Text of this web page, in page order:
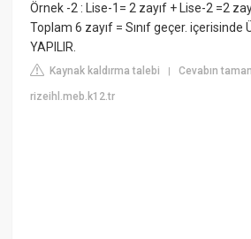
Örnek -2 : Lise-1= 2 zayıf + Lise-2 =2
Toplam 6 zayıf = Sınıf geçer. içerisinde
YAPILIR.
Kaynak kaldırma talebi |Cevabın
rizeihl.meb.k12.tr